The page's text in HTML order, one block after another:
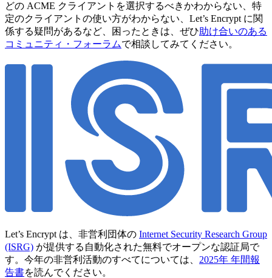
どの ACME クライアントを選択するべきかわからない、特
定のクライアントの使い方がわからない、Let’s Encrypt に関
係する疑問があるなど、困ったときは、ぜひ助け合いのある
コミュニティ・フォーラムで相談してみてください。
Let’s Encrypt は、非営利団体の Internet Security Research Group
(ISRG) が提供する自動化された無料でオープンな認証局で
す。今年の非営利活動のすべてについては、 2025年 年間報
告書を読んでください。